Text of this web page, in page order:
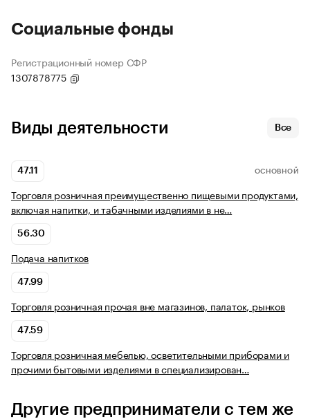
Социальные фонды
Регистрационный номер СФР
1307878775
Виды деятельности Все
47.11 ОСНОВНОЙ
Торговля розничная преимущественно пищевыми продуктами,
включая напитки, и табачными изделиями в не…
56.30
Подача напитков
47.99
Торговля розничная прочая вне магазинов, палаток, рынков
47.59
Торговля розничная мебелью, осветительными приборами и
прочими бытовыми изделиями в специализирован…
Другие предприниматели с тем же